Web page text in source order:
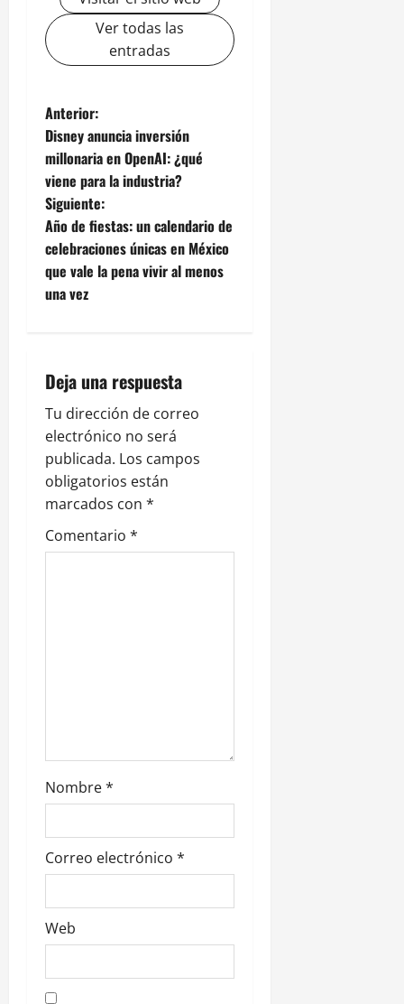
Ver todas las
entradas
N
a
v
e
g
a
i
ó
n
d
e
d
a
s
Anterior:
Disney anuncia inversión
millonaria en OpenAI: ¿qué
viene para la industria?
Siguiente:
Año de fiestas: un calendario de
celebraciones únicas en México
que vale la pena vivir al menos
una vez
Deja una respuesta
Tu dirección de correo
electrónico no será
publicada. Los campos
obligatorios están
marcados con *
Comentario *
Nombre*
Correo electrónico *
Web